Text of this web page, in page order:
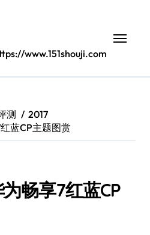
www.151shouji.com
测
2017
蓝CP主题图赏
畅享7红蓝CP